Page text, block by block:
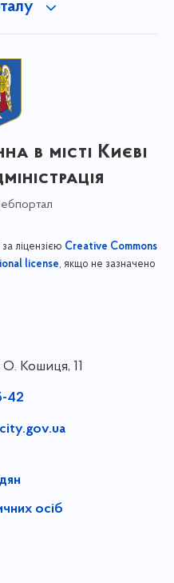
в місті Києві
ліцензією Creative Commons
license, якщо не зазначено
О. Кошиця, 11
42
осіб